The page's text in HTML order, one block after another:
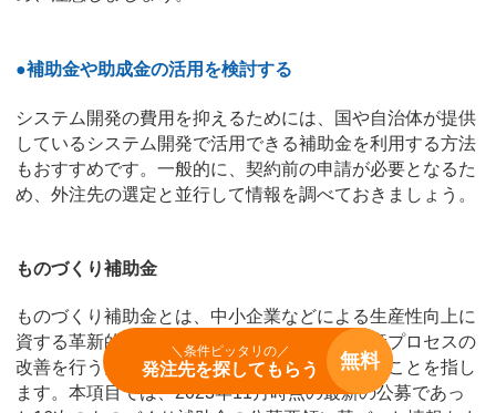
●補助金や助成金の活用を検討する
システム開発の費用を抑えるためには、国や自治体が提供
しているシステム開発で活用できる補助金を利用する方法
もおすすめです。一般的に、契約前の申請が必要となるた
め、外注先の選定と並行して情報を調べておきましょう。
ものづくり補助金
ものづくり補助金とは、中小企業などによる生産性向上に
資する革新的サービス開発・試作品開発・生産プロセスの
改善を行うための設備投資を支援する補助金のことを指し
ます。本項目では、2023年11月時点の最新の公募であっ
＼条件ピッタリの／
発注先を探してもらう 無料